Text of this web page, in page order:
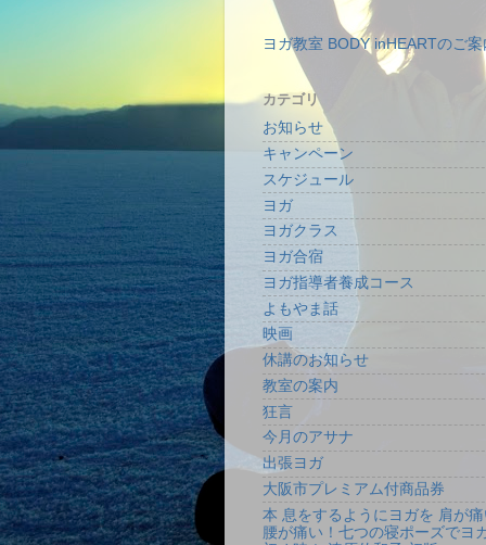
ヨガ教室 BODY inHEARTのご案
カテゴリ
お知らせ
キャンペーン
スケジュール
ヨガ
ヨガクラス
ヨガ合宿
ヨガ指導者養成コース
よもやま話
映画
休講のお知らせ
教室の案内
狂言
今月のアサナ
出張ヨガ
大阪市プレミアム付商品券
本 息をするようにヨガを 肩が
腰が痛い！七つの寝ポーズでヨ